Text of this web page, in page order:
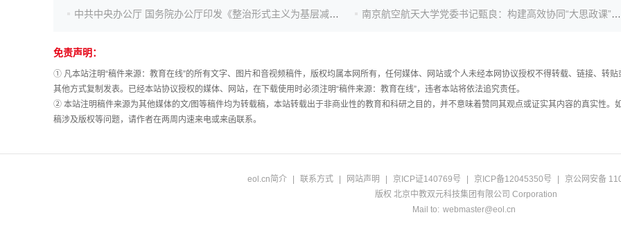
免责声明：
① 凡本站注明“稿件来源：教育在线”的所有文字、图片和音视频稿件，版权均属本网所有，任何媒体、网站或个人未经本网协议授权不得转载、链接、转贴
其他方式复制发表。已经本站协议授权的媒体、网站，在下载使用时必须注明“稿件来源：教育在线”，违者本站将依法追究责任。
② 本站注明稿件来源为其他媒体的文/图等稿件均为转载稿，本站转载出于非商业性的教育和科研之目的，并不意味着赞同其观点或证实其内容的真实性。
稿涉及版权等问题，请作者在两周内速来电或来函联系。
eol.cn简介 联系方式 网站声明 京ICP证140769号 京ICP备12045350号
京公网安备
版权 北京中教双元科技集团有限公司 Corporation
Mail to: webmaster@eol.cn